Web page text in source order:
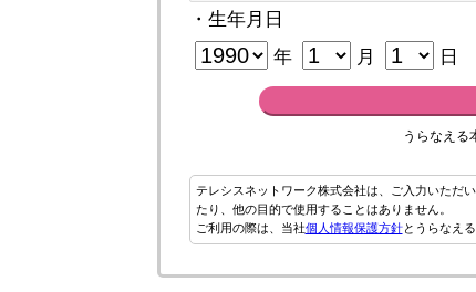
・生年月日
年 月 日
うらなえる
テレシスネットワーク株式会社は、ご入力いただ
たり、他の目的で使用することはありません。
ご利用の際は、当社個人情報保護方針とうらなえ